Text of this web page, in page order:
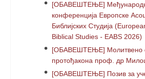
[ОБАВЕШТЕЊЕ]
конференција Европске
Библијских Студија
Biblical Studies - EABS 2026)
[ОБАВЕШТЕЊЕ] Молитвено
протођакона проф. др
[ОБАВЕШТЕЊЕ] Позив за